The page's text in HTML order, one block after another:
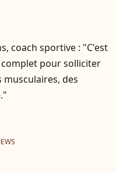
coach sportive : "C'est
complet pour solliciter
des